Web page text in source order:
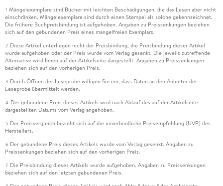
1 Mängelexemplare sind Bücher mit leichten Beschädigungen, die das Lesen aber nicht
einschränken. Mängelexemplare sind durch einen Stempel als solche gekennzeichnet.
Die frühere Buchpreisbindung ist aufgehoben. Angaben zu Preissenkungen beziehen
sich auf den gebundenen Preis eines mangelfreien Exemplars.
2 Diese Artikel unterliegen nicht der Preisbindung, die Preisbindung dieser Artikel
wurde aufgehoben oder der Preis wurde vom Verlag gesenkt. Die jeweils zutreffende
Alternative wird Ihnen auf der Artikelseite dargestellt. Angaben zu Preissenkungen
beziehen sich auf den vorherigen Preis.
3 Durch Öffnen der Leseprobe willigen Sie ein, dass Daten an den Anbieter der
Leseprobe übermittelt werden.
4 Der gebundene Preis dieses Artikels wird nach Ablauf des auf der Artikelseite
dargestellten Datums vom Verlag angehoben.
5 Der Preisvergleich bezieht sich auf die unverbindliche Preisempfehlung (UVP) des
Herstellers.
6 Der gebundene Preis dieses Artikels wurde vom Verlag gesenkt. Angaben zu
Preissenkungen beziehen sich auf den vorherigen Preis.
7 Die Preisbindung dieses Artikels wurde aufgehoben. Angaben zu Preissenkungen
beziehen sich auf den letzten gebundenen Preis.